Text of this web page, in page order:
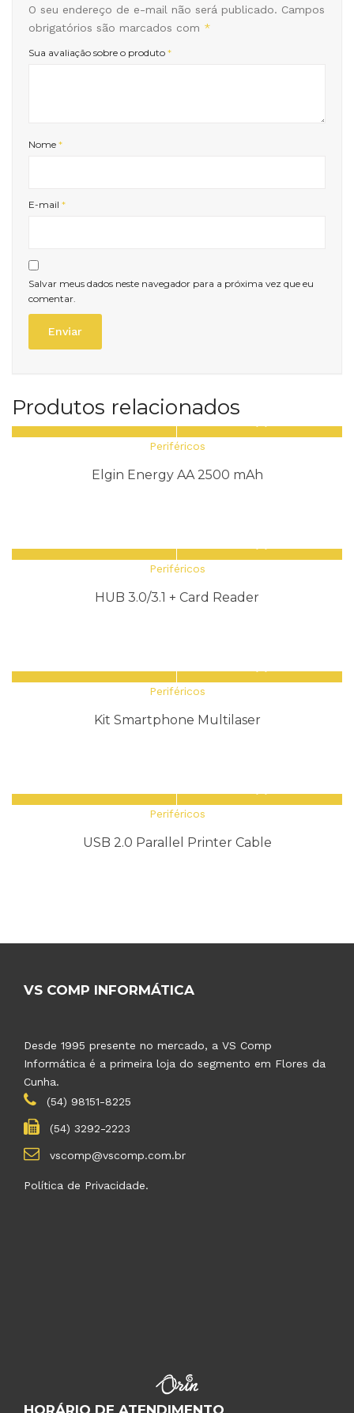
O seu endereço de e-mail não será publicado. Campos
obrigatórios são marcados com *
Sua avaliação sobre o produto *
Nome *
E-mail *
Salvar meus dados neste navegador para a próxima vez que eu
comentar.
Produtos relacionados
Periféricos
Elgin Energy AA 2500 mAh
Periféricos
HUB 3.0/3.1 + Card Reader
Periféricos
Kit Smartphone Multilaser
Periféricos
USB 2.0 Parallel Printer Cable
VS COMP INFORMÁTICA
Desde 1995 presente no mercado, a VS Comp
Informática é a primeira loja do segmento em Flores da
Cunha.
(54) 98151-8225
(54) 3292-2223
vscomp@vscomp.com.br
Política de Privacidade.